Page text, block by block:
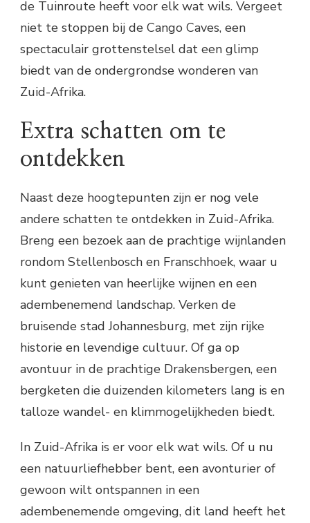
de Tuinroute heeft voor elk wat wils. Vergeet
niet te stoppen bij de Cango Caves, een
spectaculair grottenstelsel dat een glimp
biedt van de ondergrondse wonderen van
Zuid-Afrika.
Extra schatten om te
ontdekken
Naast deze hoogtepunten zijn er nog vele
andere schatten te ontdekken in Zuid-Afrika.
Breng een bezoek aan de prachtige wijnlanden
rondom Stellenbosch en Franschhoek, waar u
kunt genieten van heerlijke wijnen en een
adembenemend landschap. Verken de
bruisende stad Johannesburg, met zijn rijke
historie en levendige cultuur. Of ga op
avontuur in de prachtige Drakensbergen, een
bergketen die duizenden kilometers lang is en
talloze wandel- en klimmogelijkheden biedt.
In Zuid-Afrika is er voor elk wat wils. Of u nu
een natuurliefhebber bent, een avonturier of
gewoon wilt ontspannen in een
adembenemende omgeving, dit land heeft het